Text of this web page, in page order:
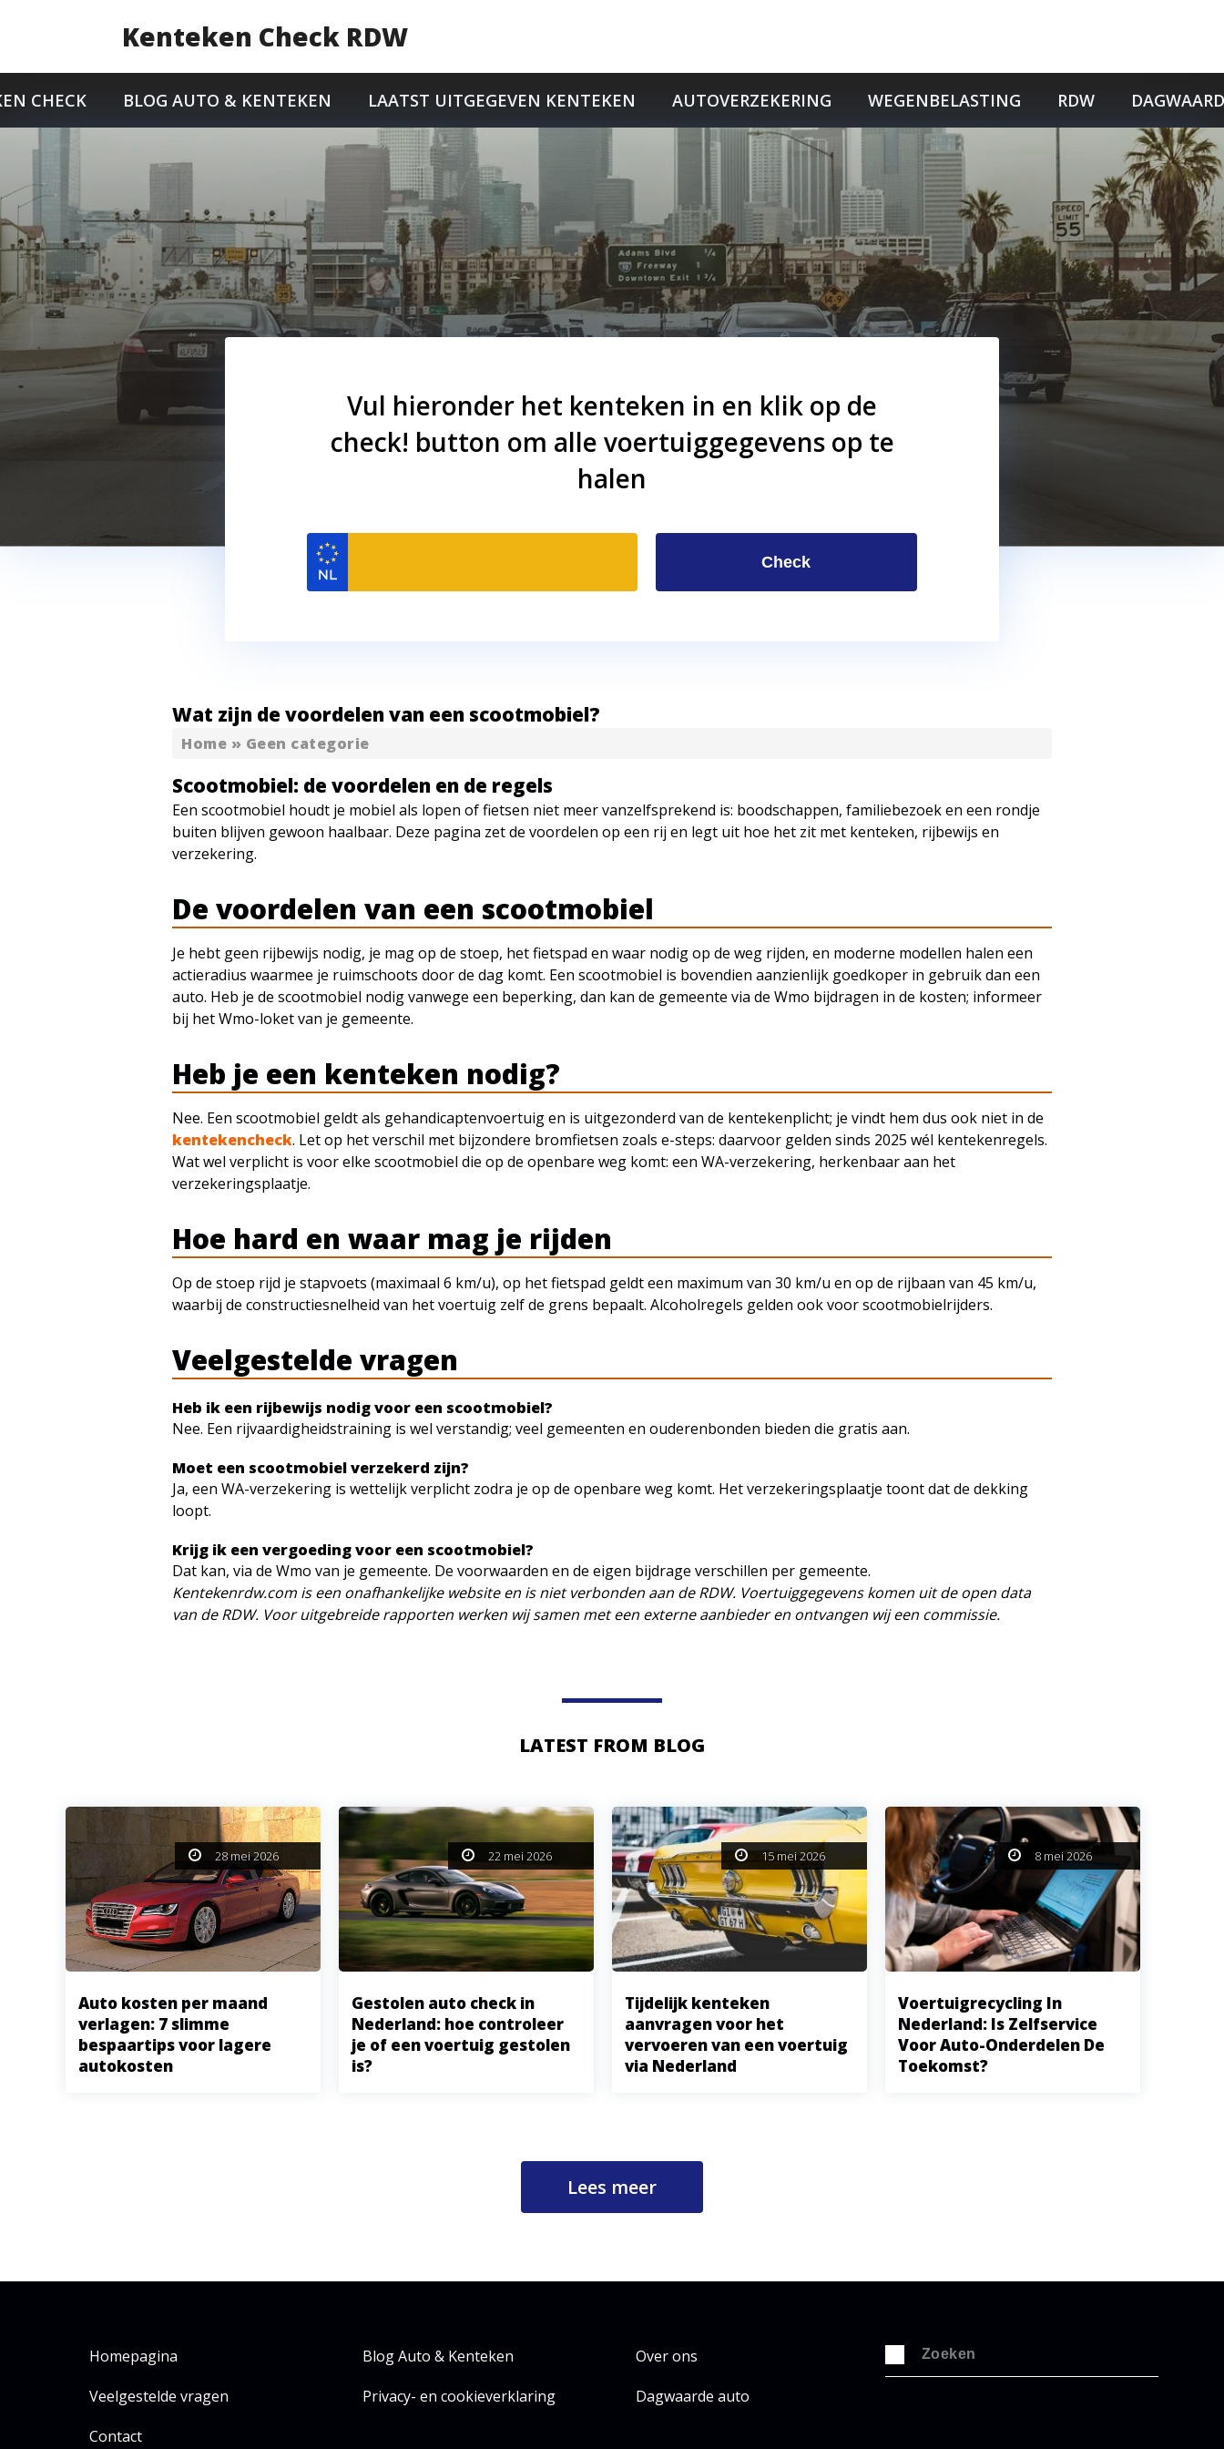
Kenteken Check RDW
CHECK BLOG AUTO & KENTEKEN LAATST UITGEGEVEN KENTEKEN AUTOVERZEKERING WEGENBELASTING RDW
Vul hieronder het kenteken in en klik op de
check! button om alle voertuiggegevens op te
halen
Check
Wat zijn de voordelen van een scootmobiel?
Home » Geen categorie
Scootmobiel: de voordelen en de regels
Een scootmobiel houdt je mobiel als lopen of fietsen niet meer vanzelfsprekend is: boodschappen, familiebezoek en een rondje
buiten blijven gewoon haalbaar. Deze pagina zet de voordelen op een rij en legt uit hoe het zit met kenteken, rijbewijs en
verzekering.
De voordelen van een scootmobiel
Je hebt geen rijbewijs nodig, je mag op de stoep, het fietspad en waar nodig op de weg rijden, en moderne modellen halen een
actieradius waarmee je ruimschoots door de dag komt. Een scootmobiel is bovendien aanzienlijk goedkoper in gebruik dan een
auto. Heb je de scootmobiel nodig vanwege een beperking, dan kan de gemeente via de Wmo bijdragen in de kosten; informeer
bij het Wmo-loket van je gemeente.
Heb je een kenteken nodig?
Nee. Een scootmobiel geldt als gehandicaptenvoertuig en is uitgezonderd van de kentekenplicht; je vindt hem dus ook niet in de
kentekencheck. Let op het verschil met bijzondere bromfietsen zoals e-steps: daarvoor gelden sinds 2025 wél kentekenregels.
Wat wel verplicht is voor elke scootmobiel die op de openbare weg komt: een WA-verzekering, herkenbaar aan het
verzekeringsplaatje.
Hoe hard en waar mag je rijden
Op de stoep rijd je stapvoets (maximaal 6 km/u), op het fietspad geldt een maximum van 30 km/u en op de rijbaan van 45 km/u,
waarbij de constructiesnelheid van het voertuig zelf de grens bepaalt. Alcoholregels gelden ook voor scootmobielrijders.
Veelgestelde vragen
Heb ik een rijbewijs nodig voor een scootmobiel?
Nee. Een rijvaardigheidstraining is wel verstandig; veel gemeenten en ouderenbonden bieden die gratis aan.
Moet een scootmobiel verzekerd zijn?
Ja, een WA-verzekering is wettelijk verplicht zodra je op de openbare weg komt. Het verzekeringsplaatje toont dat de dekking
loopt.
Krijg ik een vergoeding voor een scootmobiel?
Dat kan, via de Wmo van je gemeente. De voorwaarden en de eigen bijdrage verschillen per gemeente.
Kentekenrdw.com is een onafhankelijke website en is niet verbonden aan de RDW. Voertuiggegevens komen uit de open data
van de RDW. Voor uitgebreide rapporten werken wij samen met een externe aanbieder en ontvangen wij een commissie.
LATEST FROM BLOG
28 mei 2026
Auto kosten per maand
verlagen: 7 slimme
bespaartips voor lagere
autokosten
22 mei 2026
Gestolen auto check in
Nederland: hoe controleer
je of een voertuig gestolen
is?
15 mei 2026
Tijdelijk kenteken
aanvragen voor het
vervoeren van een voertuig
via Nederland
8 mei 2026
Voertuigrecycling In
Nederland: Is Zelfservice
Voor Auto-Onderdelen De
Toekomst?
Lees meer
Homepagina Blog Auto & Kenteken
Over ons
Veelgestelde vragen
Privacy- en cookieverklaring
Dagwaarde auto
Contact